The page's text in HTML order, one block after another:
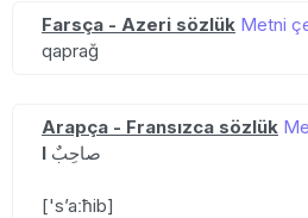
Farsça - Azeri sözlük Metni
qaprağ
Arapça - Fransızca sözlük
I صاحِبٌ
['sʼaːħib]